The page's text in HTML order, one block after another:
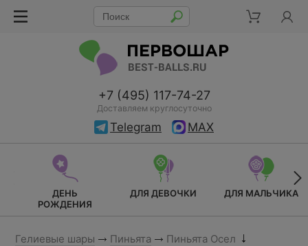
+7 (495) 117-74-27
Доставляем круглосуточно
Telegram MAX
ДЕНЬ
РОЖДЕНИЯ
ДЛЯ ДЕВОЧКИ ДЛЯ МАЛЬЧИКА
Гелиевые шары Пиньята Пиньята Осел